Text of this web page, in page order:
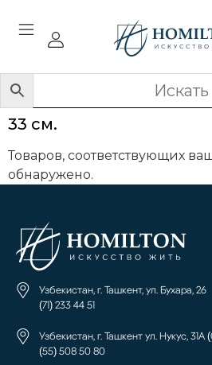
33 см.
Товаров, соответствующих
обнаружено.
Узбекистан, г. Ташкент, ул. Бухара, 26
(71) 233 44 51
Узбекистан, г. Ташкент ул. Нукус, 31А
(55) 508 50 80